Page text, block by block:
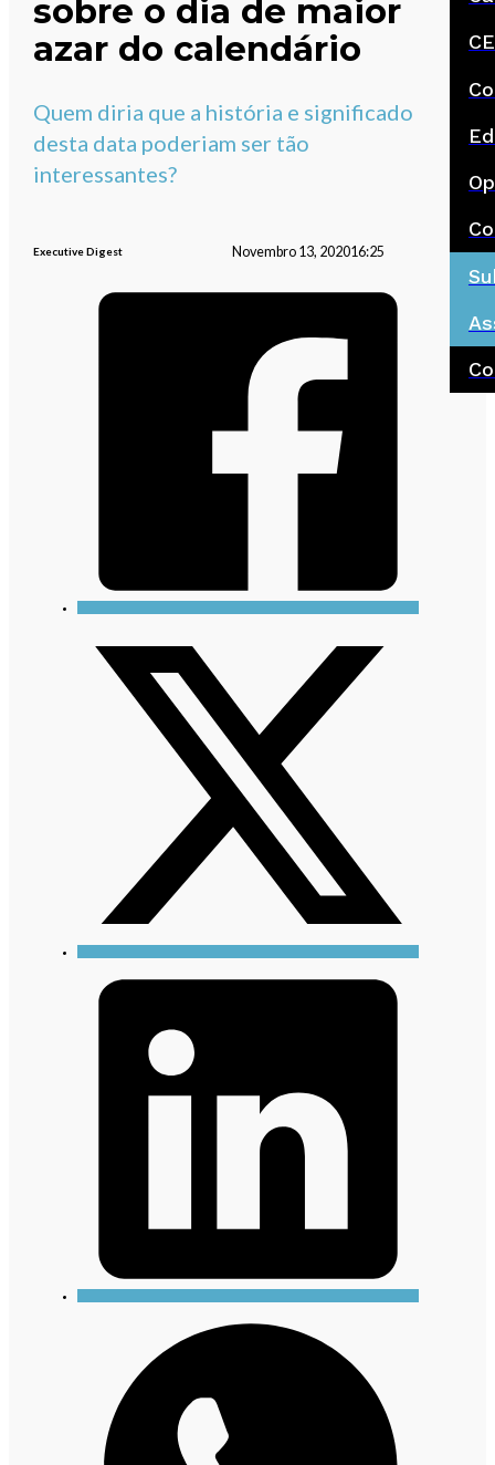
sobre o dia de maior
azar do calendário
Quem diria que a história e significado
desta data poderiam ser tão
interessantes?
Executive Digest Novembro 13, 202016:25